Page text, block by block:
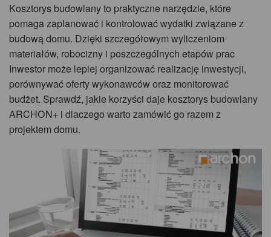
Kosztorys budowlany to praktyczne narzędzie, które
pomaga zaplanować i kontrolować wydatki związane z
budową domu. Dzięki szczegółowym wyliczeniom
materiałów, robocizny i poszczególnych etapów prac
Inwestor może lepiej organizować realizację inwestycji,
porównywać oferty wykonawców oraz monitorować
budżet. Sprawdź, jakie korzyści daje kosztorys budowlany
ARCHON+ i dlaczego warto zamówić go razem z
projektem domu.